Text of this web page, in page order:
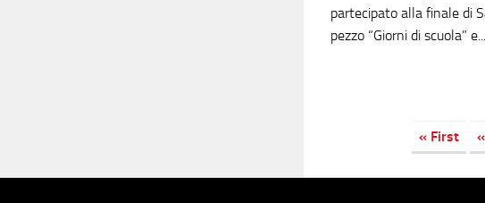
partecipato alla finale di
pezzo “Giorni di scuola” e...
« First «